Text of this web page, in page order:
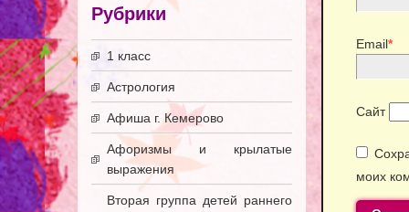
Email*
Сайт
моих
Рубрики
1 класс
Астрология
Афиша г. Кемерово
Афоризмы и крылатые
выражения
Вторая группа детей раннего